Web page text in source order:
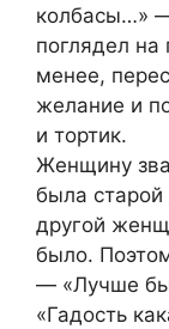
колбасы…»
поглядел
менее,
желание и
и тортик.
Женщину
была
другой
было.
— «Лучше
«Гадость